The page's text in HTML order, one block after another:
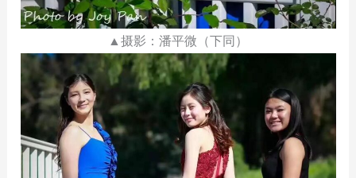
▲摄影：潘平微（下同）